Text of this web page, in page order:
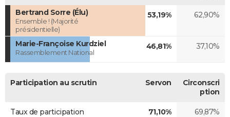
Bertrand Sorre (Élu)
Ensemble ! (Majorité
présidentielle)
53,19% 62,90%
Marie-Françoise Kurdziel
Rassemblement National
46,81% 37,10%
Participation au scrutin Servon
Circonscri
ption
Taux de participation 71,10% 69,87%